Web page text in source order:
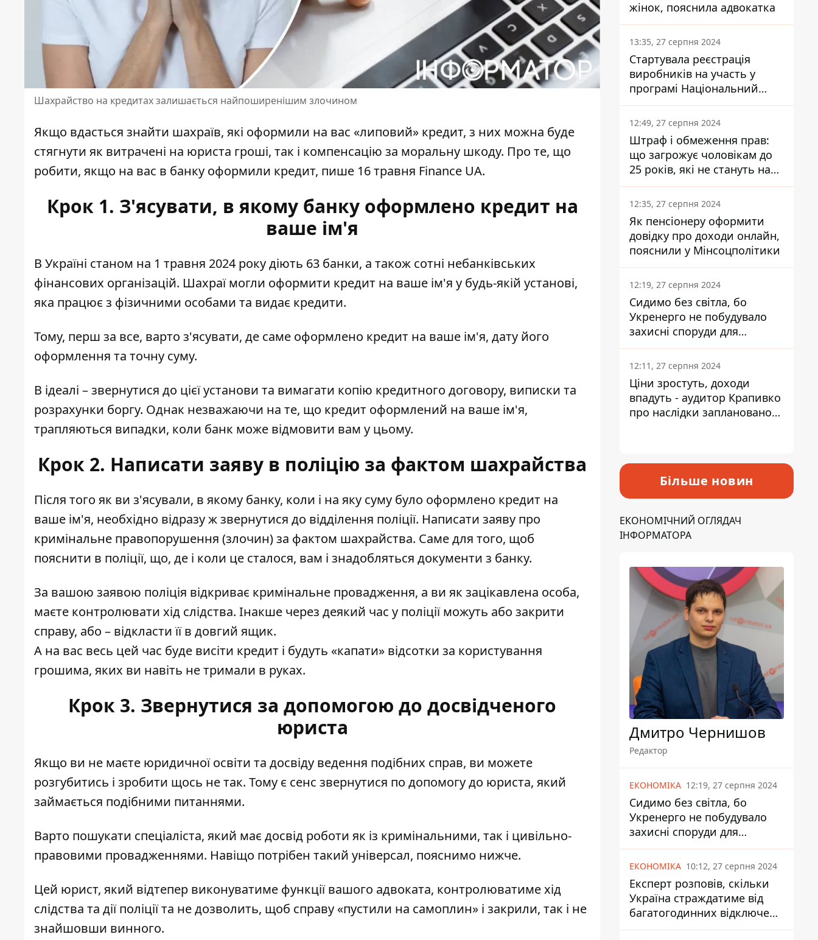
Шахрайство на кредитах залишається найпоширенішим злочином
Якщо вдасться знайти шахраїв, які оформили на вас «липовий» кредит, з них можна буде
стягнути як витрачені на юриста гроші, так і компенсацію за моральну шкоду. Про те, що
робити, якщо на вас в банку оформили кредит, пише 16 травня Finance UA.
Крок 1. З'ясувати, в якому банку оформлено кредит на
ваше ім'я
В Україні станом на 1 травня 2024 року діють 63 банки, а також сотні небанківських
фінансових організацій. Шахраї могли оформити кредит на ваше ім'я у будь-якій установі,
яка працює з фізичними особами та видає кредити.
Тому, перш за все, варто з'ясувати, де саме оформлено кредит на ваше ім'я, дату його
оформлення та точну суму.
В ідеалі – звернутися до цієї установи та вимагати копію кредитного договору, виписки та
розрахунки боргу. Однак незважаючи на те, що кредит оформлений на ваше ім'я,
трапляються випадки, коли банк може відмовити вам у цьому.
Крок 2. Написати заяву в поліцію за фактом шахрайства
Після того як ви з'ясували, в якому банку, коли і на яку суму було оформлено кредит на
ваше ім'я, необхідно відразу ж звернутися до відділення поліції. Написати заяву про
кримінальне правопорушення (злочин) за фактом шахрайства. Саме для того, щоб
пояснити в поліції, що, де і коли це сталося, вам і знадобляться документи з банку.
За вашою заявою поліція відкриває кримінальне провадження, а ви як зацікавлена особа,
маєте контролювати хід слідства. Інакше через деякий час у поліції можуть або закрити
справу, або – відкласти її в довгий ящик.
А на вас весь цей час буде висіти кредит і будуть «капати» відсотки за користування
грошима, яких ви навіть не тримали в руках.
Крок 3. Звернутися за допомогою до досвідченого
юриста
Якщо ви не маєте юридичної освіти та досвіду ведення подібних справ, ви можете
розгубитись і зробити щось не так. Тому є сенс звернутися по допомогу до юриста, який
займається подібними питаннями.
Варто пошукати спеціаліста, який має досвід роботи як із кримінальними, так і цивільно-
правовими провадженнями. Навіщо потрібен такий універсал, пояснимо нижче.
Цей юрист, який відтепер виконуватиме функції вашого адвоката, контролюватиме хід
слідства та дії поліції та не дозволить, щоб справу «пустили на самоплин» і закрили, так і не
знайшовши винного.
жінок, пояснила адвокатка
13:35, 27 серпня 2024
Стартувала реєстрація
виробників на участь у
програмі Національний
кешбек: як це зробити
через портал Дія
12:49, 27 серпня 2024
Штраф і обмеження прав:
що загрожує чоловікам до
25 років, які не стануть на
військовий облік
12:35, 27 серпня 2024
Як пенсіонеру оформити
довідку про доходи онлайн,
пояснили у Мінсоцполітики
12:19, 27 серпня 2024
Сидимо без світла, бо
Укренерго не побудувало
захисні споруди для
енергетики - нардеп
Кучеренко
12:11, 27 серпня 2024
Ціни зростуть, доходи
впадуть - аудитор Крапивко
про наслідки запланованого
Більше новин
ЕКОНОМІЧНИЙ ОГЛЯДАЧ
ІНФОРМАТОРА
Дмитро Чернишов
Редактор
ЕКОНОМІКА 12:19, 27 серпня 2024
Сидимо без світла, бо
Укренерго не побудувало
захисні споруди для
енергетики - нардеп
Кучеренко
ЕКОНОМІКА 10:12, 27 серпня 2024
Експерт розповів, скільки
Україна страждатиме від
багатогодинних відключень
світла